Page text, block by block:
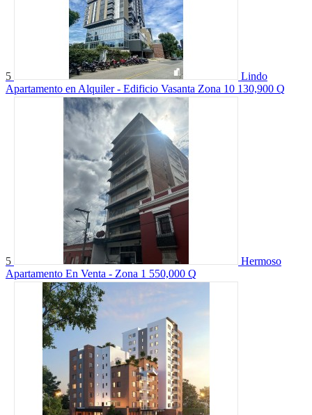
5
Lindo
Apartamento en Alquiler - Edificio Vasanta Zona 10 130,900 Q
5
Hermoso
Apartamento En Venta - Zona 1 550,000 Q